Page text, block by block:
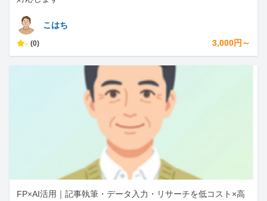
こはち
- (0) 3,000円～
FP×AI活用｜記事執筆・データ入力・リサーチを低コスト×高